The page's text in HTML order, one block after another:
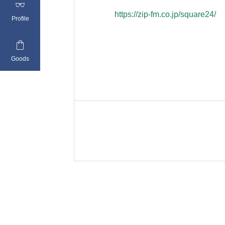
https://zip-fm.co.jp/square24/

Profile

Goods